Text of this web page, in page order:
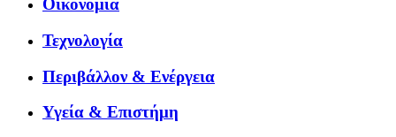
Οικονομία
Τεχνολογία
Περιβάλλον & Ενέργεια
Υγεία & Επιστήμη